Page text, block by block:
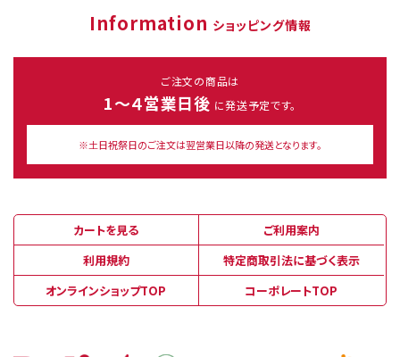
Information ショッピング情報
ご注文の商品は
1～４営業日後 に発送予定です。
※土日祝祭日のご注文は翌営業日以降の発送となります。
カートを見る
ご利用案内
利用規約
特定商取引法に基づく表示
オンラインショップTOP
コーポレートTOP